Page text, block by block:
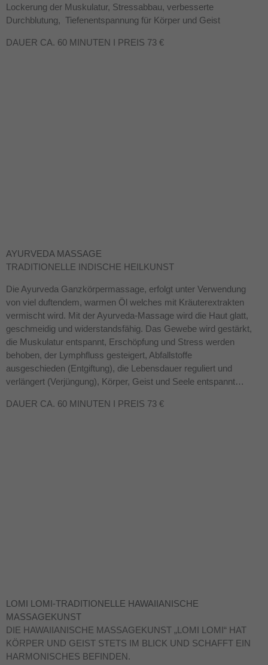
Lockerung der Muskulatur, Stressabbau, verbesserte
Durchblutung, Tiefenentspannung für Körper und Geist
DAUER CA. 60 MINUTEN I PREIS 73 €
AYURVEDA MASSAGE
TRADITIONELLE INDISCHE HEILKUNST
Die Ayurveda Ganzkörpermassage, erfolgt unter Verwendung
von viel duftendem, warmen Öl welches mit Kräuterextrakten
vermischt wird. Mit der Ayurveda-Massage wird die Haut glatt,
geschmeidig und widerstandsfähig. Das Gewebe wird gestärkt,
die Muskulatur entspannt, Erschöpfung und Stress werden
behoben, der Lymphfluss gesteigert, Abfallstoffe
ausgeschieden (Entgiftung), die Lebensdauer reguliert und
verlängert (Verjüngung), Körper, Geist und Seele entspannt…
DAUER CA. 60 MINUTEN I PREIS 73 €
LOMI LOMI-TRADITIONELLE HAWAIIANISCHE
MASSAGEKUNST
DIE HAWAIIANISCHE MASSAGEKUNST „LOMI LOMI“ HAT
KÖRPER UND GEIST STETS IM BLICK UND SCHAFFT EIN
HARMONISCHES BEFINDEN.